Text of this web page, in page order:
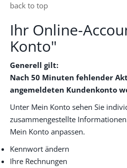
back to top
Ihr Online-
Konto"
Generell gilt:
Nach 50 Minuten fehlender
angemeldeten Kundenkonto
Unter Mein Konto sehen Sie
zusammengestellte
Mein Konto anpassen.
Kennwort ändern
Ihre Rechnungen